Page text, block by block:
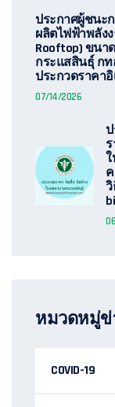
ประกาศผู้ชนะ
ผลิตไฟฟ้าพลัง
Rooftop) ขนา
กระแสสินธุ์ กท
ประกวดราคา
07/14/2026
หมวดหมู่ข่
COVID-19